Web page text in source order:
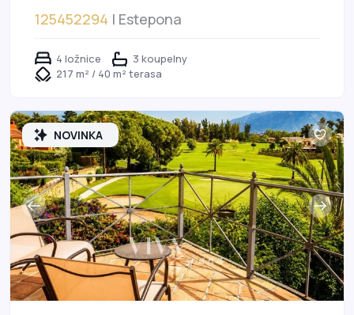
125452294 | Estepona
4 ložnice
3 koupelny
217 m² / 40 m² terasa
NOVINKA